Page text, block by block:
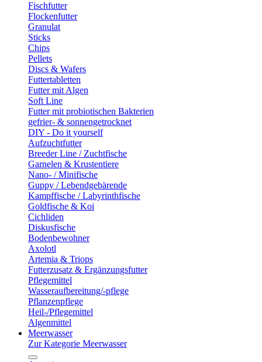
Fischfutter
Flockenfutter
Granulat
Sticks
Chips
Pellets
Discs & Wafers
Futtertabletten
Futter mit Algen
Soft Line
Futter mit probiotischen Bakterien
gefrier- & sonnengetrocknet
DIY - Do it yourself
Aufzuchtfutter
Breeder Line / Zuchtfische
Garnelen & Krustentiere
Nano- / Minifische
Guppy / Lebendgebärende
Kampffische / Labyrinthfische
Goldfische & Koi
Cichliden
Diskusfische
Bodenbewohner
Axolotl
Artemia & Triops
Futterzusatz & Ergänzungsfutter
Pflegemittel
Wasseraufbereitung/-pflege
Pflanzenpflege
Heil-/Pflegemittel
Algenmittel
Meerwasser
Zur Kategorie Meerwasser